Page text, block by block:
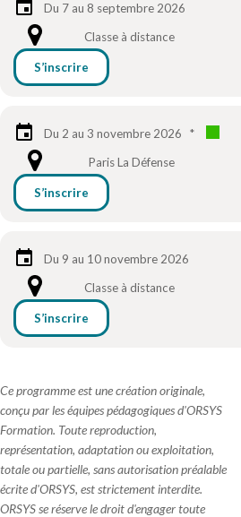
Du 7 au 8 septembre 2026
Classe à distance
S’inscrire
Du 2 au 3 novembre 2026 *
Paris La Défense
S’inscrire
Du 9 au 10 novembre 2026
Classe à distance
S’inscrire
Ce programme est une création originale,
conçu par les équipes pédagogiques d'ORSYS
Formation. Toute reproduction,
représentation, adaptation ou exploitation,
totale ou partielle, sans autorisation préalable
écrite d'ORSYS, est strictement interdite.
ORSYS se réserve le droit d'engager toute